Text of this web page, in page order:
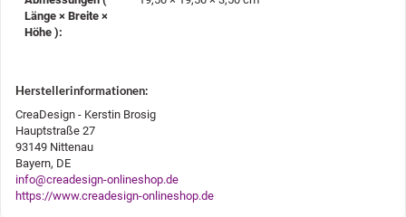
Länge × Breite ×
Höhe )‍:
Herstellerinformationen:
CreaDesign - Kerstin Brosig
Hauptstraße 27
93149 Nittenau
Bayern, DE
info@creadesign-onlineshop.de
https://www.creadesign-onlineshop.de